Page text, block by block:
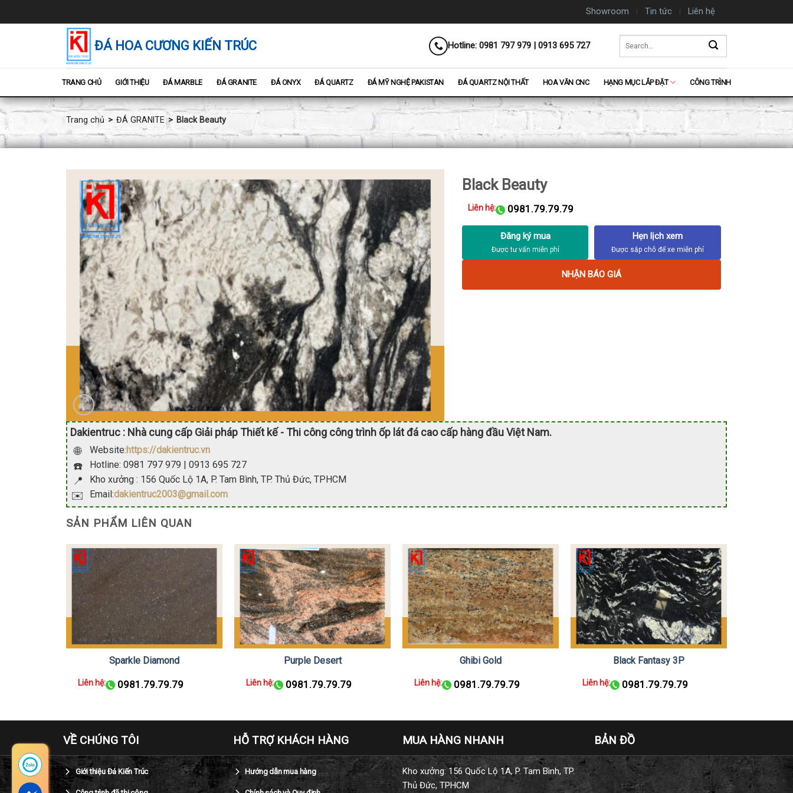
Showroom Tin tức Liên hệ
ĐÁ HOA CƯƠNG KIẾN TRÚC Hotline: 0981 797 979 | 0913 695 727
for:
TRANG CHỦ GIỚI THIỆU ĐÁ MARBLE ĐÁ GRANITE ĐÁ ONYX ĐÁ QUARTZ ĐÁ MỸ NGHỆ PAKISTAN ĐÁ QUARTZ NỘI THẤT HOA VĂN CNC HẠNG MỤC LẮP ĐẶT CÔNG TRÌNH
Trang chủ ĐÁ GRANITE Black Beauty
Black Beauty
Liên hệ: 0981.79.79.79
Đăng ký mua Hẹn lịch xem
NHẬN BÁO GIÁ
Dakientruc : Nhà cung cấp Giải pháp Thiết kế - Thi công công trình ốp lát đá cao cấp hàng đầu Việt Nam.
🌐
Website:https://dakientruc.vn
☎️ Hotline: 0981 797 979 | 0913 695 727
📍 Kho xưởng : 156 Quốc Lộ 1A, P. Tam Bình, TP. Thủ Đức, TPHCM
✉️ Email:dakientruc2003@gmail.com
SẢN PHẨM LIÊN QUAN
Sparkle Diamond
Liên hệ: 0981.79.79.79
Purple Desert
Liên hệ: 0981.79.79.79
Ghibi Gold
Liên hệ: 0981.79.79.79
Black Fantasy 3P
Liên hệ: 0981.79.79.79
VỀ CHÚNG TÔI
Giới thiệu Đá Kiến Trúc
HỖ TRỢ KHÁCH HÀNG
Hướng dẫn mua hàng
MUA HÀNG NHANH
Kho xưởng: 156 Quốc Lộ 1A, P. Tam Bình, TP.
Thủ Đức, TPHCM
BẢN ĐỒ